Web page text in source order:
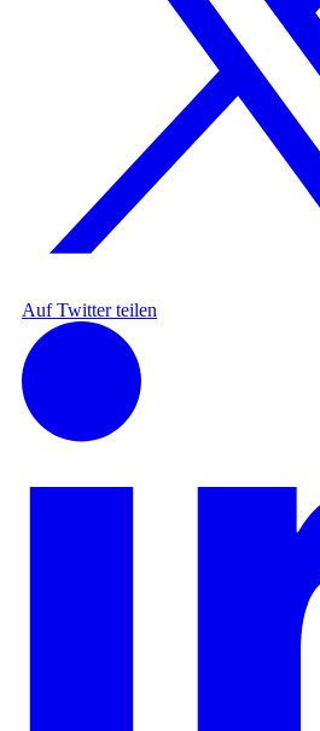
Auf Twitter teilen